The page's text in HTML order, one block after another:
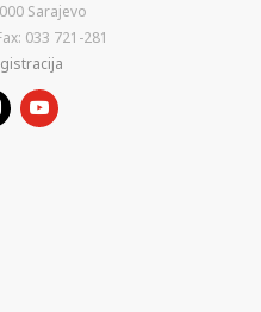
Sarajevo
033 721-281